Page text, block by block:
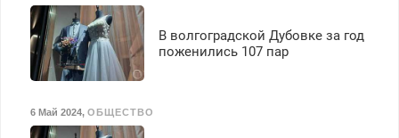
В волгоградской Дубовке за год
поженились 107 пар
6 Май 2024, ОБЩЕСТВО